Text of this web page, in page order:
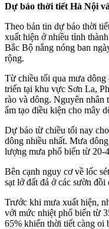
Dự báo thời tiết Hà Nội
Theo bản tin dự báo thời
xuất hiện ở nhiều tỉnh
Bắc Bộ nắng nóng ban
rộng.
Từ chiều tối qua mưa
triển tại khu vực Sơn La,
rào và dông. Nguyên nhân
ẩm tạo điều kiện cho mây
Dự báo từ chiều tối nay
dông nhiều nhất. Mưa
lượng mưa phổ biến từ 20-
Bên cạnh nguy cơ về lốc
sạt lở đất đá ở các sườn đồi
Trước khi mưa xuất hiện,
với mức nhiệt phổ biến từ
65% khiến thời tiết càng oi